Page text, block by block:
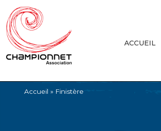
ACCUEIL
Accueil » Finistère